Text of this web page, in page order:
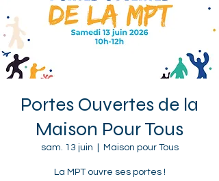
Portes Ouvertes de la
Maison Pour Tous
sam. 13 juin Maison pour Tous
La MPT ouvre ses portes !